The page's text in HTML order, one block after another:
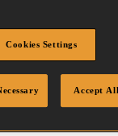
100 STAPLE 50MM
mm
mm
Cookies Settings
Accept